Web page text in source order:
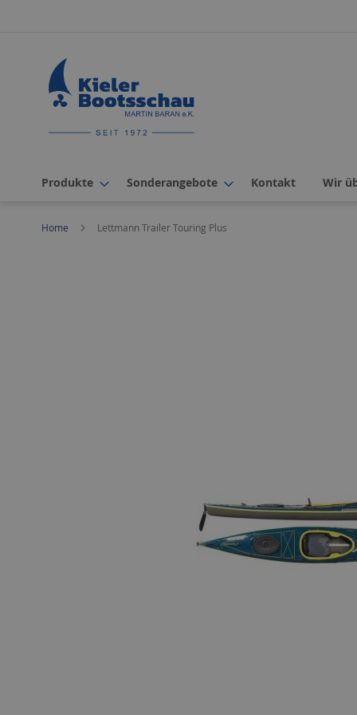
Produkte Sonderangebote Kontakt Wir
Home Lettmann Trailer Touring Plus